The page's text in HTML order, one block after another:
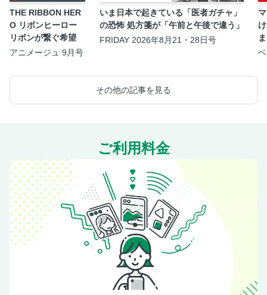
THE RIBBON HER
O リボンヒーロー
リボンが繋ぐ希望
アニメージュ 9月号
いま日本で起きている「医者ガチャ」
の恐怖 処方箋が「午前と午後で違う」
FRIDAY 2026年8月21・28日号
その他の記事を見る
ご利用料金